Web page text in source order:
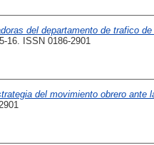
del departamento de trafico
16. ISSN 0186-2901
del movimiento obrero ante